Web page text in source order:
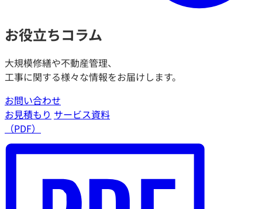
お役立ちコラム
大規模修繕や不動産管理、
工事に関する様々な情報をお届けします。
お問い合わせ
お見積もり サービス資料
（PDF）